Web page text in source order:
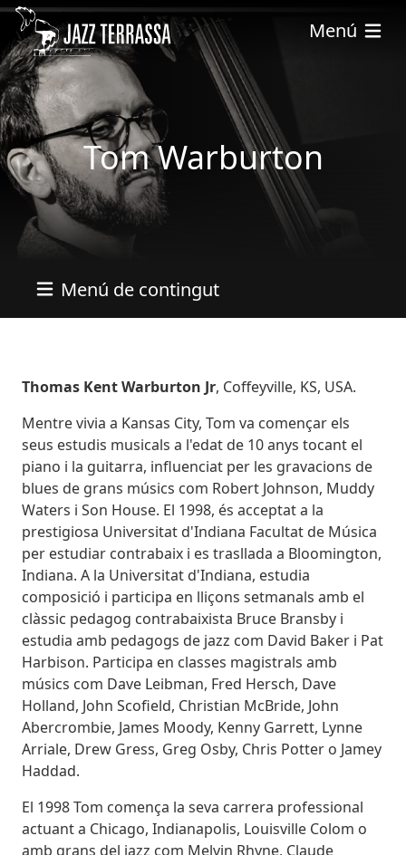
Vés al contingut
Menú
Tom Warburton
Menú de contingut
Bio
Thomas Kent Warburton Jr, Coffeyville, KS, USA.
Mentre vivia a Kansas City, Tom va començar els
seus estudis musicals a l'edat de 10 anys tocant el
piano i la guitarra, influenciat per les gravacions de
blues de grans músics com Robert Johnson, Muddy
Waters i Son House. El 1998, és acceptat a la
prestigiosa Universitat d'Indiana Facultat de Música
per estudiar contrabaix i es trasllada a Bloomington,
Indiana. A la Universitat d'Indiana, estudia
composició i participa en lliçons setmanals amb el
clàssic pedagog contrabaixista Bruce Bransby i
estudia amb pedagogs de jazz com David Baker i Pat
Harbison. Participa en classes magistrals amb
músics com Dave Leibman, Fred Hersch, Dave
Holland, John Scofield, Christian McBride, John
Abercrombie, James Moody, Kenny Garrett, Lynne
Arriale, Drew Gress, Greg Osby, Chris Potter o Jamey
Haddad.
El 1998 Tom comença la seva carrera professional
actuant a Chicago, Indianapolis, Louisville Colom o
amb grans del jazz com Melvin Rhyne, Claude